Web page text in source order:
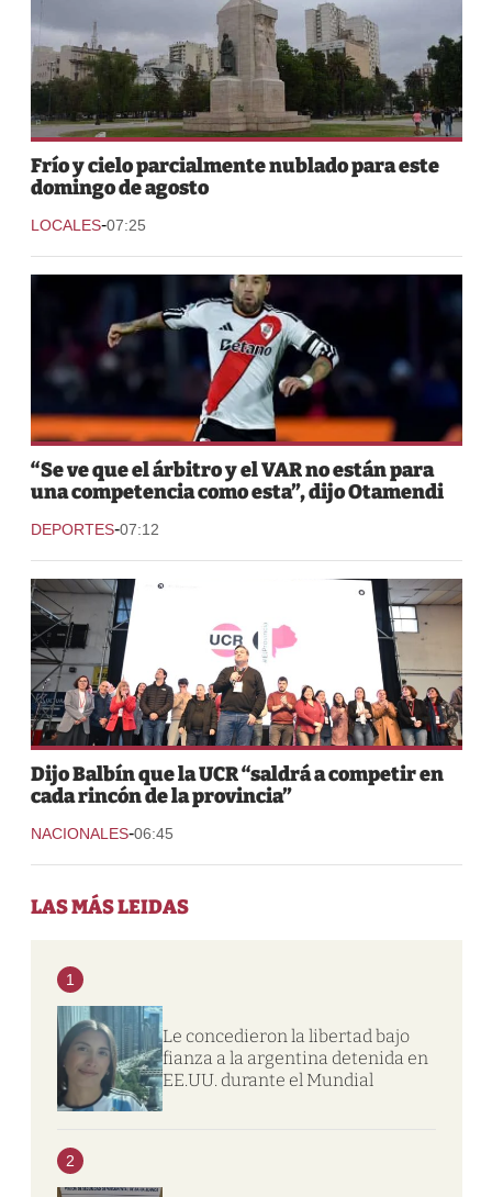
Frío y cielo parcialmente nublado para este
domingo de agosto
LOCALES-07:25
“Se ve que el árbitro y el VAR no están para
una competencia como esta”, dijo Otamendi
DEPORTES-07:12
Dijo Balbín que la UCR “saldrá a competir en
cada rincón de la provincia”
NACIONALES-06:45
LAS MÁS LEIDAS
1
Le concedieron la libertad bajo
fianza a la argentina detenida en
EE.UU. durante el Mundial
2